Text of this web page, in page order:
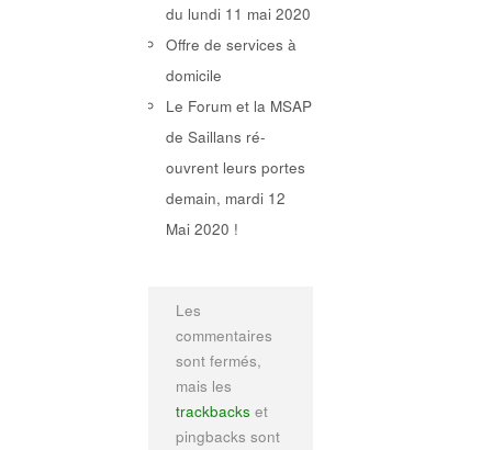
du lundi 11 mai 2020
Offre de services à
domicile
Le Forum et la MSAP
de Saillans ré-
ouvrent leurs portes
demain, mardi 12
Mai 2020 !
Les
commentaires
sont fermés,
mais les
trackbacks et
pingbacks sont